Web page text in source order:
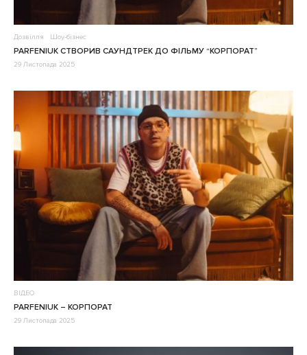
Дозвілля Шоу-бізнес
PARFENIUK СТВОРИВ САУНДТРЕК ДО ФІЛЬМУ “КОРПОРАТ”
29 Листопада 2025
ВІДЕО
PARFENIUK – КОРПОРАТ
29 Листопада 2025